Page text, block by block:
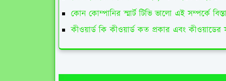
কোন কোম্পানির স্মার্ট টিভি ভালো এই সম্পর্কে
কীওয়ার্ড কি কীওয়ার্ড কত প্রকার এবং কীওয়াডের